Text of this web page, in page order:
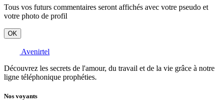
Tous vos futurs commentaires seront affichés avec votre pseudo et
votre photo de profil
OK
Avenirtel
Découvrez les secrets de l'amour, du travail et de la vie grâce à notre
ligne téléphonique prophéties.
Nos voyants